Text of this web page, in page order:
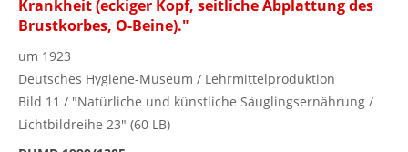
Krankheit (eckiger Kopf, seitliche Abplattung des
Brustkorbes, O-Beine)."
um 1923
Deutsches Hygiene-Museum / Lehrmittelproduktion
Bild 11 / "Natürliche und künstliche Säuglingsernährung /
Lichtbildreihe 23" (60 LB)